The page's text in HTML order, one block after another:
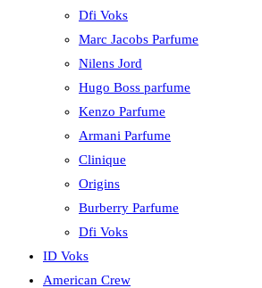
Dfi Voks
Marc Jacobs Parfume
Nilens Jord
Hugo Boss parfume
Kenzo Parfume
Armani Parfume
Clinique
Origins
Burberry Parfume
Dfi Voks
ID Voks
American Crew